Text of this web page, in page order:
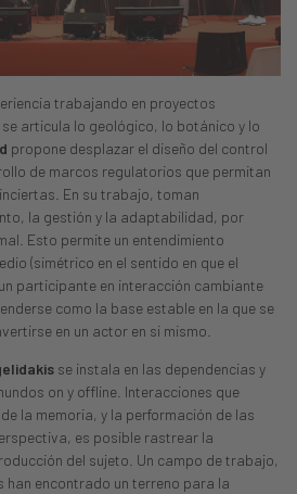
trabajando en proyectos
articula lo geológico, lo botánico y lo
propone desplazar el diseño del control
de marcos regulatorios que permitan
En su trabajo, toman
la gestión y la adaptabilidad, por
Esto permite un entendimiento
(simétrico en el sentido en que el
participante en interacción cambiante
como la base estable en la que se
en un actor en si mismo.
se instala en las dependencias y
on y offline. Interacciones que
la memoria, y la performación de las
es posible rastrear la
del sujeto. Un campo de trabajo,
han encontrado un terreno para la